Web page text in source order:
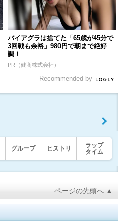
バイアグラは捨てた「65歳が45分で
3回戦も余裕」980円で朝まで絶好
調！
PR（健商株式会社）
Recommended by
グループ ヒストリ
ラップ
タイム
ページの先頭へ ▲